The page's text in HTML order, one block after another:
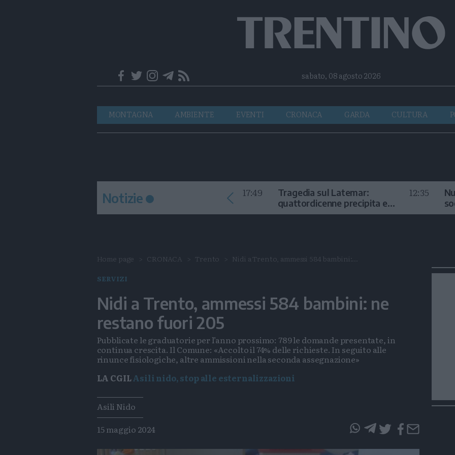
Telegram
RSSsabato, 08 agosto 2026
Navigazione
principale
MONTAGNA AMBIENTE EVENTI CRONACA GARDA CULTURA
Notizie 17:49
Tragedia sul Latemar:
quattordicenne precipita e
muore
12:35
Home page CRONACA Trento Nidi a Trento, ammessi 584 bambini:...
SERVIZI
Nidi a Trento, ammessi 584 bambini: ne
restano fuori 205
Pubblicate le graduatorie per l’anno prossimo: 789 le domande presentate, in
continua crescita. Il Comune: «Accolto il 74% delle richieste. In seguito alle
rinunce fisiologiche, altre ammissioni nella seconda assegnazione»
LA CGILAsili nido, stop alle esternalizzazioni
Tags
Asili Nido
15 maggio 2024